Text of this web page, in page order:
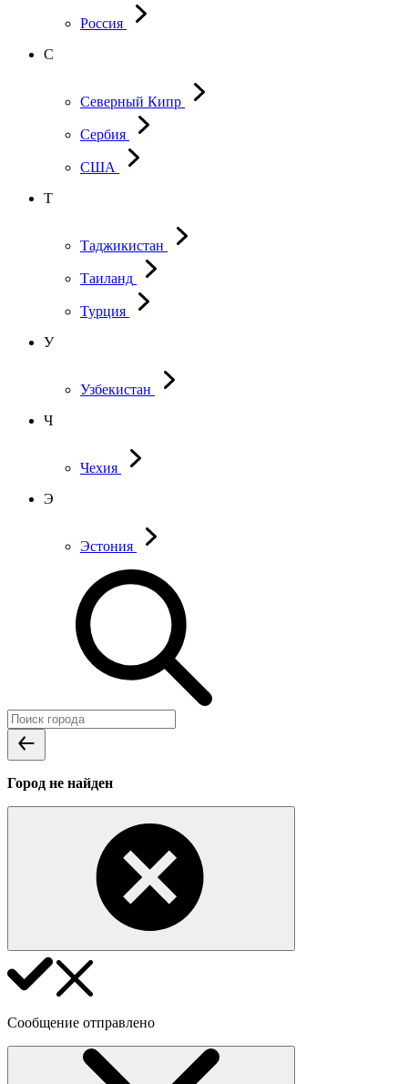
Россия
С
Северный Кипр
Сербия
США
Т
Таджикистан
Таиланд
Турция
У
Узбекистан
Ч
Чехия
Э
Эстония
Город не найден
Сообщение отправлено